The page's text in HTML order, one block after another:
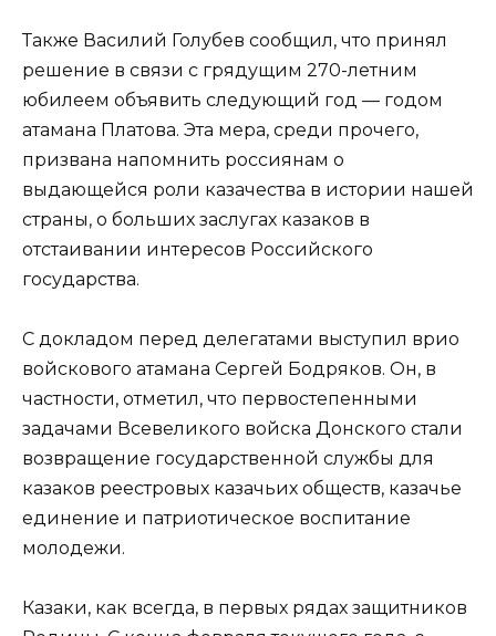
Также Василий Голубев сообщил, что принял
решение в связи с грядущим 270-летним
юбилеем объявить следующий год — годом
атамана Платова. Эта мера, среди прочего,
призвана напомнить россиянам о
выдающейся роли казачества в истории нашей
страны, о больших заслугах казаков в
отстаивании интересов Российского
государства.
С докладом перед делегатами выступил врио
войскового атамана Сергей Бодряков. Он, в
частности, отметил, что первостепенными
задачами Всевеликого войска Донского стали
возвращение государственной службы для
казаков реестровых казачьих обществ, казачье
единение и патриотическое воспитание
молодежи.
Казаки, как всегда, в первых рядах защитников